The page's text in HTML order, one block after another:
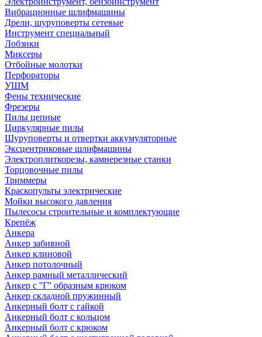
Вибрационные шлифмашины
Дрели, шуруповерты сетевые
Инструмент специальный
Лобзики
Миксеры
Отбойные молотки
Перфораторы
УШМ
Фены технические
Фрезеры
Пилы цепные
Циркулярные пилы
Шуруповерты и отвертки аккумуляторные
Эксцентриковые шлифмашины
Электроплиткорезы, камнерезные станки
Торцовочные пилы
Триммеры
Краскопульты электрические
Мойки высокого давления
Пылесосы строительные и комплектующие
Крепёж
Анкера
Анкер забивной
Анкер клиновой
Анкер потолочный
Анкер рамный металлический
Анкер с ''Г'' образным крюком
Анкер складной пружинный
Анкерный болт с гайкой
Анкерный болт с кольцом
Анкерный болт с крюком